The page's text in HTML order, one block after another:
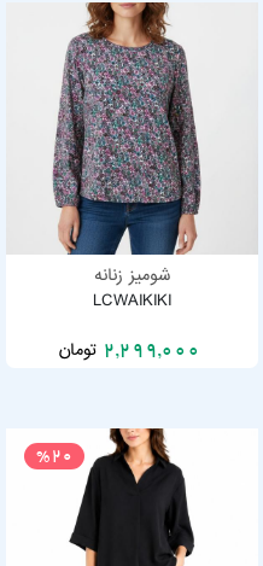
شومیز زنانه
LCWAIKIKI
2,299,000 تومان
%20